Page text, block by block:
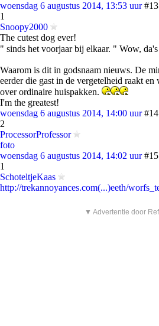
woensdag 6 augustus 2014, 13:53 uur #13
1
Snoopy2000
The cutest dog ever!
" sinds het voorjaar bij elkaar. " Wow, da's
Waarom is dit in godsnaam nieuws. De
eerder die gast in de vergetelheid raakt
over ordinaire huispakken.
I'm the greatest!
woensdag 6 augustus 2014, 14:00 uur #14
2
ProcessorProfessor
foto
woensdag 6 augustus 2014, 14:02 uur #15
1
SchoteltjeKaas
http://trekannoyances.com(...)eeth/
▼ Advertentie door